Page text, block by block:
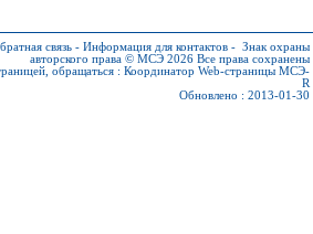
связь - Информация для контактов - Знак охраны
авторского права © МСЭ 2026 Все права сохранены
обращаться : Координатор Web-страницы МСЭ-
R
Обновлено : 2013-01-30